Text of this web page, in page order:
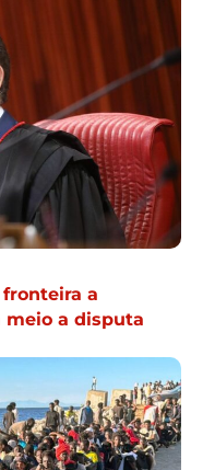
a
a disputa